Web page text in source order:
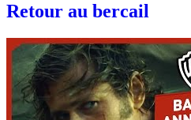
Retour au bercail